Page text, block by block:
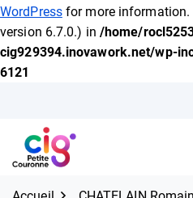
WordPressfor more information.
version 6.7.0.) in /home/
cig929394.inovawork.net/wp-
6121
contenu
CIG Petite Couronne